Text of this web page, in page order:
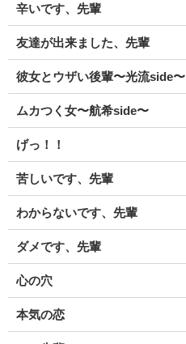
辛いです、先輩
友達が出来ました、先輩
彼女とウザい後輩〜光流side〜
ムカつく女〜航希side〜
げっ！！
苦しいです、先輩
わからないです、先輩
ダメです、先輩
心の穴
本気の恋